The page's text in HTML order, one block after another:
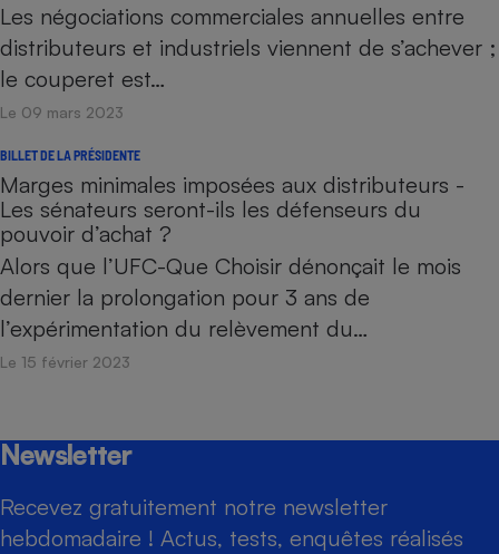
Les négociations commerciales annuelles entre
distributeurs et industriels viennent de s’achever ;
le couperet est…
Le 09 mars 2023
BILLET DE LA PRÉSIDENTE
Marges minimales imposées aux distributeurs -
Les sénateurs seront-ils les défenseurs du
pouvoir d’achat ?
Alors que l’UFC-Que Choisir dénonçait le mois
dernier la prolongation pour 3 ans de
l’expérimentation du relèvement du…
Le 15 février 2023
Newsletter
Recevez gratuitement notre newsletter
hebdomadaire ! Actus, tests, enquêtes réalisés